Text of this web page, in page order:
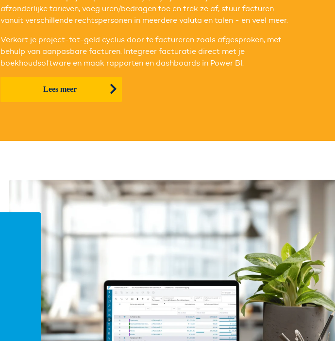
afzonderlijke tarieven, voeg uren/bedragen toe en trek ze af, stuur facturen
vanuit verschillende rechtspersonen in meerdere valuta en talen - en veel meer.
Verkort je project-tot-geld cyclus door te factureren zoals afgesproken, met
behulp van aanpasbare facturen. Integreer facturatie direct met je
boekhoudsoftware en maak rapporten en dashboards in Power BI.
Lees meer